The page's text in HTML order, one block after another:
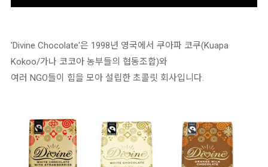
'Divine Chocolate'은 1998년 영국에서 쿠아파 코쿠(Kuapa
Kokoo/가나 코코아 농부들의 협동조합)와
여러 NGO들이 힘을 모아 설립한 초콜릿 회사입니다.